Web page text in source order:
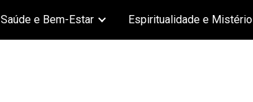
Saúde e Bem-Estar Espiritualidade e Mistério